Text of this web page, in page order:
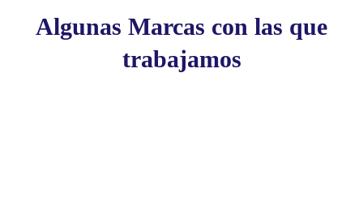
Algunas Marcas con las que
trabajamos